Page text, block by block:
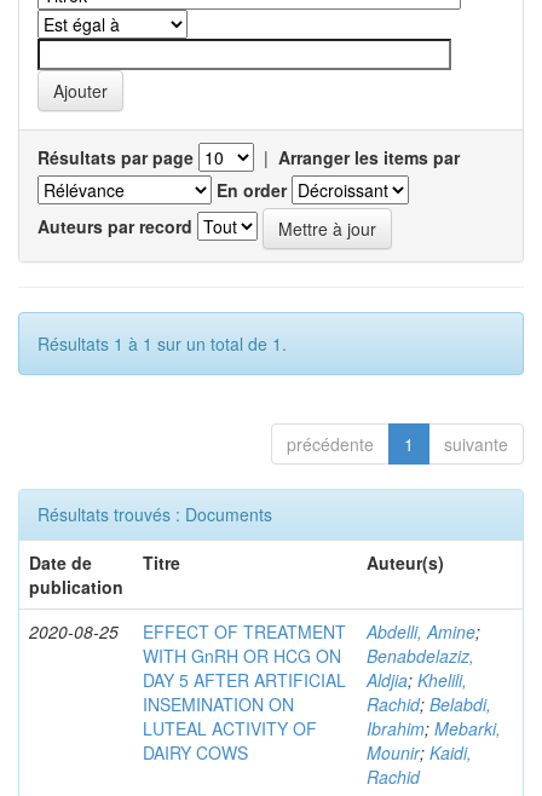
Résultats par page | Arranger les items par
En order
Auteurs par record
Résultats 1 à 1 sur un total de 1.
précédente 1 suivante
Résultats trouvés : Documents
Date de
publication
Titre Auteur(s)
2020-08-25
EFFECT OF TREATMENT
WITH GnRH OR HCG ON
DAY 5 AFTER ARTIFICIAL
INSEMINATION ON
LUTEAL ACTIVITY OF
DAIRY COWS
Abdelli, Amine;
Benabdelaziz,
Aldjia; Khelili,
Rachid; Belabdi,
Ibrahim; Mebarki,
Mounir; Kaidi,
Rachid